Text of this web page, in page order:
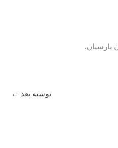
پارسیان.
نوشته بعد ←